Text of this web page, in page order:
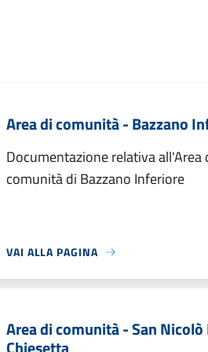
Area di comunità - Bazzano
Documentazione relativa all'Area
comunità di Bazzano Inferiore
VAI ALLA PAGINA
Area di comunità - San Nicolò